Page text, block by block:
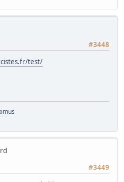
#3448
test/
#3449